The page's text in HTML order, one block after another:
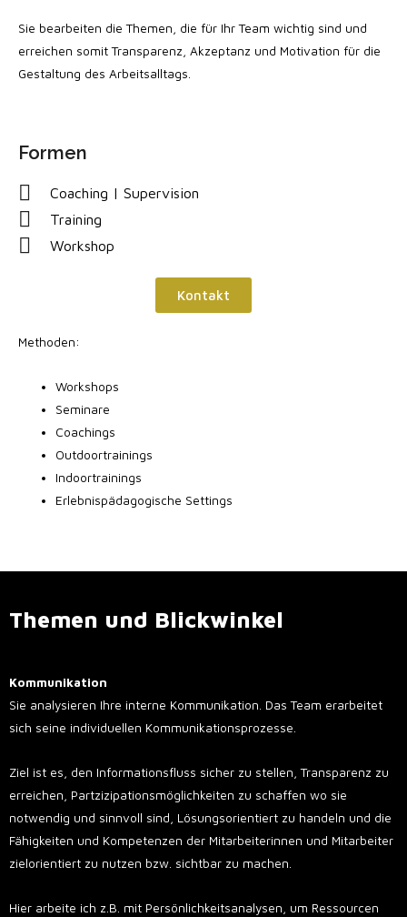
Sie bearbeiten die Themen, die für Ihr Team wichtig sind und
erreichen somit Transparenz, Akzeptanz und Motivation für die
Gestaltung des Arbeitsalltags.
Formen
Coaching | Supervision
Training
Workshop
Kontakt
Methoden:
Workshops
Seminare
Coachings
Outdoortrainings
Indoortrainings
Erlebnispädagogische Settings
Themen und Blickwinkel
Kommunikation
Sie analysieren Ihre interne Kommunikation. Das Team erarbeitet
sich seine individuellen Kommunikationsprozesse.
Ziel ist es, den Informationsfluss sicher zu stellen, Transparenz zu
erreichen, Partzizipationsmöglichkeiten zu schaffen wo sie
notwendig und sinnvoll sind, Lösungsorientiert zu handeln und die
Fähigkeiten und Kompetenzen der Mitarbeiterinnen und Mitarbeiter
zielorientiert zu nutzen bzw. sichtbar zu machen.
Hier arbeite ich z.B. mit Persönlichkeitsanalysen, um Ressourcen